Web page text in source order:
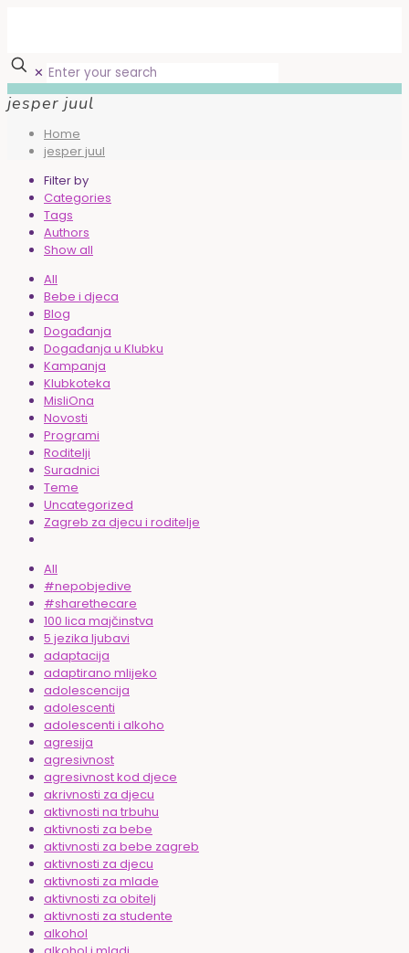
✕
jesper juul
Home
jesper juul
Filter by
Categories
Tags
Authors
Show all
All
Bebe i djeca
Blog
Događanja
Događanja u Klubku
Kampanja
Klubkoteka
MisliOna
Novosti
Programi
Roditelji
Suradnici
Teme
Uncategorized
Zagreb za djecu i roditelje
All
#nepobjedive
#sharethecare
100 lica majčinstva
5 jezika ljubavi
adaptacija
adaptirano mlijeko
adolescencija
adolescenti
adolescenti i alkoho
agresija
agresivnost
agresivnost kod djece
akrivnosti za djecu
aktivnosti na trbuhu
aktivnosti za bebe
aktivnosti za bebe zagreb
aktivnosti za djecu
aktivnosti za mlade
aktivnosti za obitelj
aktivnosti za studente
alkohol